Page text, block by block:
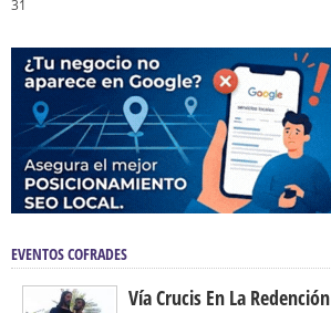
31
EVENTOS COFRADES
Vía Crucis En La Redención